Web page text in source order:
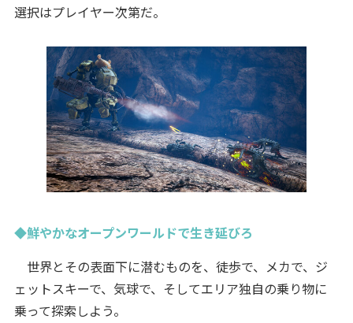
選択はプレイヤー次第だ。
◆鮮やかなオープンワールドで生き延びろ
世界とその表面下に潜むものを、徒歩で、メカで、ジ
ェットスキーで、気球で、そしてエリア独自の乗り物に
乗って探索しよう。